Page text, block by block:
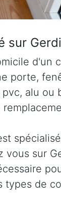
sur
d'un
porte,
alu ou
vous sur
types de